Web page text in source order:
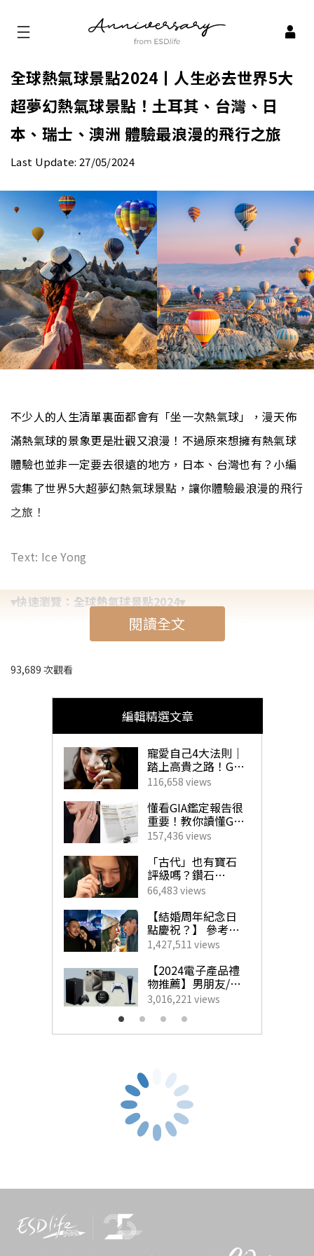
全球熱氣球景點2024丨人生必去世界5大
超夢幻熱氣球景點！土耳其、台灣、日
本、瑞士、澳洲 體驗最浪漫的飛行之旅
Last Update: 27/05/2024
不少人的人生清單裏面都會有「坐一次熱氣球」，漫天佈
滿熱氣球的景象更是壯觀又浪漫！不過原來想擁有熱氣球
體驗也並非一定要去很遠的地方，日本、台灣也有？小編
雲集了世界5大超夢幻熱氣球景點，讓你體驗最浪漫的飛行
之旅！
Text: Ice Yong
▾快速瀏覽：全球熱氣球景點2024▾
全球熱氣球景點2024丨1. 土耳其 卡帕多奇亞
➤全球熱氣球景點2024丨3. 澳洲 坎培拉
全球熱氣球景點2024丨4. 日本 佐賀
全球熱氣球景點2024丨5. 台東 鹿野高台
全球熱氣球景點2024丨1. 土耳其
卡帕多奇亞
你是在熱氣球上面，還是在山上拍攝漫天熱氣球的景色都
閱讀全文
93,689 次觀看
編輯精選文章
寵愛自己4大法則｜
踏上高貴之路！GIA
珠寶鑽飾必備指南
116,658 views
懂看GIA鑑定報告很
重要！教你讀懂GIA
4C外的重要訊息！
揀珠寶商如挑對醫
生 挑選心儀寶石不
求人！
157,436 views
「古代」也有寶石
評級嗎？鑽石
「4C」是如何創
立？一文帶你了解
GIA對鑽石鑑定的影
響力！
66,483 views
【結婚周年紀念日
點慶祝？】 參考男
藝人甜蜜慶祝點子
為另一半製造驚
喜！
1,427,511 views
【2024電子產品禮
物推薦】男朋友/老
公最想收到的實用
生日禮物
3,016,221 views